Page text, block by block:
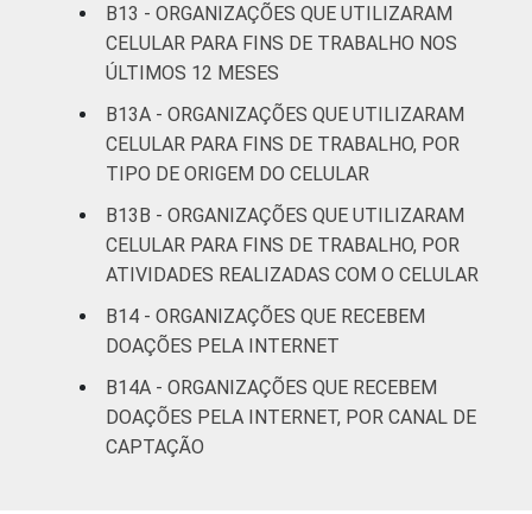
B13 - ORGANIZAÇÕES QUE UTILIZARAM
CELULAR PARA FINS DE TRABALHO NOS
ÚLTIMOS 12 MESES
B13A - ORGANIZAÇÕES QUE UTILIZARAM
CELULAR PARA FINS DE TRABALHO, POR
TIPO DE ORIGEM DO CELULAR
B13B - ORGANIZAÇÕES QUE UTILIZARAM
CELULAR PARA FINS DE TRABALHO, POR
ATIVIDADES REALIZADAS COM O CELULAR
B14 - ORGANIZAÇÕES QUE RECEBEM
DOAÇÕES PELA INTERNET
B14A - ORGANIZAÇÕES QUE RECEBEM
DOAÇÕES PELA INTERNET, POR CANAL DE
CAPTAÇÃO